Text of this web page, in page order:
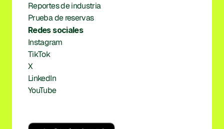
Reportes de industria
Prueba de reservas
Redes sociales
Instagram
TikTok
X
LinkedIn
YouTube